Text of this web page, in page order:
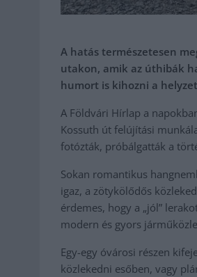
A hatás természetesen
utakon, amik az úthibák
humort is kihozni a
A Földvári Hírlap a
Kossuth út felújítási
fotózták, próbálgatták a
Sokan romantikus
igaz, a zötykölődős
érdemes, hogy a „jól”
modern és gyors
Egy-egy óvárosi részen
közlekedni esőben, vagy